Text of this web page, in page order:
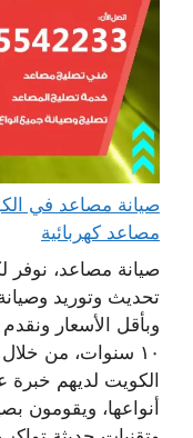
مصاعد كهربائية
صيانة مصاعد، نوفر
تحديث وتوريد
وبأقل الأسعار
١٠ سنوات، من
الكويت لديهم
أنواعها، ويقومون